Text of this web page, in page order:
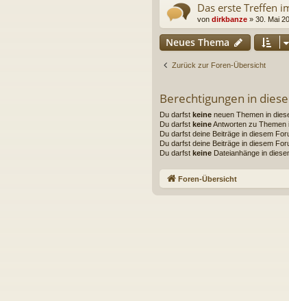
Das erste Treffen
von dirkbanze » 30. Mai
Neues Thema
Zurück zur Foren-Übersicht
Berechtigungen in
Du darfst keine neuen Themen in
Du darfst keineAntworten zu Themen
Du darfst deine Beiträge in diesem
Du darfst deine Beiträge in diesem
Du darfst keine Dateianhänge in
Foren-Übersicht